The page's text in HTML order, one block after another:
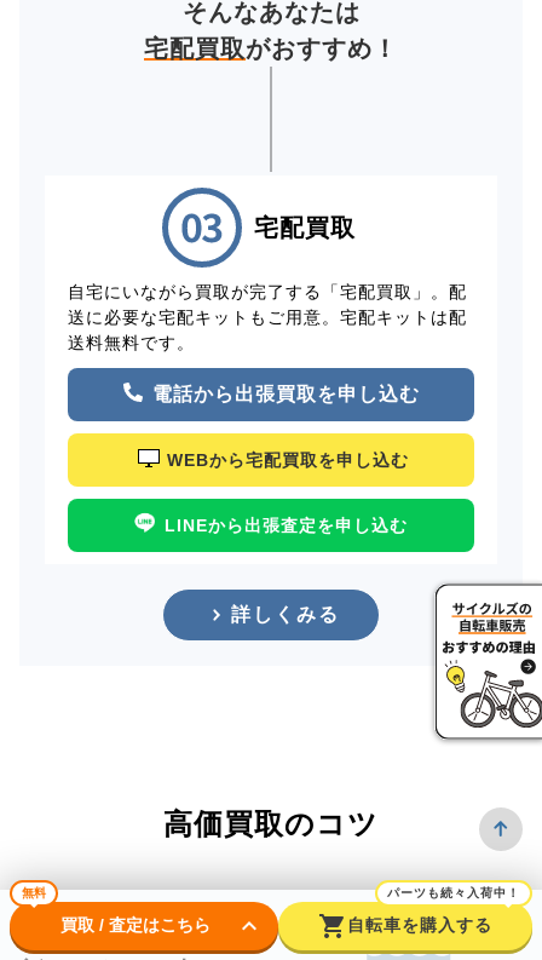
そんなあなたは
宅配買取がおすすめ！
宅配買取
自宅にいながら買取が完了する「宅配買取」。配
送に必要な宅配キットもご用意。宅配キットは配
送料無料です。
電話から出張買取を申し込む
WEBから宅配買取を申し込む
LINEから出張査定を申し込む
詳しくみる
高価買取のコツ
できるだけ
無料
買取 / 査定はこちら keyboard_arrow_down shopping_cart
パーツも続々入荷中！
自転車を購入する